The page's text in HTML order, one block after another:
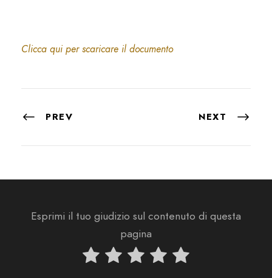
Clicca qui per scaricare il documento
PREV NEXT
Esprimi il tuo giudizio sul contenuto di questa
pagina